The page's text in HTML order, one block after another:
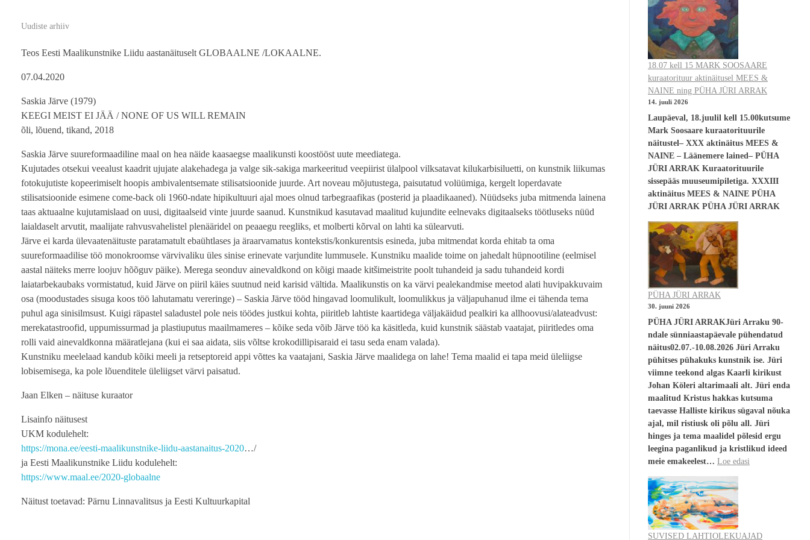
Uudiste arhiiv
Teos Eesti Maalikunstnike Liidu aastanäituselt GLOBAALNE /LOKAALNE.
07.04.2020
Saskia Järve (1979)
KEEGI MEIST EI JÄÄ / NONE OF US WILL REMAIN
õli, lõuend, tikand, 2018
Saskia Järve suureformaadiline maal on hea näide kaasaegse maalikunsti koostööst uute meediatega.
Kujutades otsekui veealust kaadrit ujujate alakehadega ja valge sik-sakiga markeeritud veepiirist ülalpool vilksatavat kilukarbisiluetti, on kunstnik liikumas
fotokujutiste kopeerimiselt hoopis ambivalentsemate stilisatsioonide juurde. Art noveau mõjutustega, paisutatud volüümiga, kergelt loperdavate
stilisatsioonide esimene come-back oli 1960-ndate hipikultuuri ajal moes olnud tarbegraafikas (posterid ja plaadikaaned). Nüüdseks juba mitmenda lainena
taas aktuaalne kujutamislaad on uusi, digitaalseid vinte juurde saanud. Kunstnikud kasutavad maalitud kujundite eelnevaks digitaalseks töötluseks nüüd
laialdaselt arvutit, maalijate rahvusvahelistel plenääridel on peaaegu reegliks, et molberti kõrval on lahti ka sülearvuti.
Järve ei karda ülevaatenäituste paratamatult ebaühtlases ja äraarvamatus kontekstis/konkurentsis esineda, juba mitmendat korda ehitab ta oma
suureformaadilise töö monokroomse värvivaliku üles sinise erinevate varjundite lummusele. Kunstniku maalide toime on jahedalt hüpnootiline (eelmisel
aastal näiteks merre loojuv hõõguv päike). Merega seonduv ainevaldkond on kõigi maade kitšimeistrite poolt tuhandeid ja sadu tuhandeid kordi
laiatarbekaubaks vormistatud, kuid Järve on piiril käies suutnud neid karisid vältida. Maalikunstis on ka värvi pealekandmise meetod alati huvipakkuvaim
osa (moodustades sisuga koos töö lahutamatu vereringe) – Saskia Järve tööd hingavad loomulikult, loomulikkus ja väljapuhanud ilme ei tähenda tema
puhul aga sinisilmsust. Kuigi räpastel saladustel pole neis töödes justkui kohta, piiritleb lahtiste kaartidega väljakäidud pealkiri ka allhoovusi/alateadvust:
merekatastroofid, uppumissurmad ja plastiuputus maailmameres – kõike seda võib Järve töö ka käsitleda, kuid kunstnik säästab vaatajat, piiritledes oma
rolli vaid ainevaldkonna määratlejana (kui ei saa aidata, siis võltse krokodillipisaraid ei tasu seda enam valada).
Kunstniku meelelaad kandub kõiki meeli ja retseptoreid appi võttes ka vaatajani, Saskia Järve maalidega on lahe! Tema maalid ei tapa meid üleliigse
lobisemisega, ka pole lõuenditele üleliigset värvi paisatud.
Jaan Elken – näituse kuraator
Lisainfo näitusest
UKM kodulehelt:
https://mona.ee/eesti-maalikunstnike-liidu-aastanaitus-2020…/
ja Eesti Maalikunstnike Liidu kodulehelt:
https://www.maal.ee/2020-globaalne
Näitust toetavad: Pärnu Linnavalitsus ja Eesti Kultuurkapital
18.07 kell 15 MARK SOOSAARE
kuraatorituur aktinäitusel MEES &
NAINE ning PÜHA JÜRI ARRAK
14. juuli 2026
Laupäeval, 18.juulil kell 15.00kutsume
Mark Soosaare kuraatorituurile
näitustel– XXX aktinäitus MEES &
NAINE – Läänemere lained– PÜHA
JÜRI ARRAK Kuraatorituurile
sissepääs muuseumipiletiga. XXXIII
aktinäitus MEES & NAINE PÜHA
JÜRI ARRAK PÜHA JÜRI ARRAK
PÜHA JÜRI ARRAK
30. juuni 2026
PÜHA JÜRI ARRAKJüri Arraku 90-
ndale sünniaastapäevale pühendatud
näitus02.07.-10.08.2026 Jüri Arraku
pühitses pühakuks kunstnik ise. Jüri
viimne teekond algas Kaarli kirikust
Johan Köleri altarimaali alt. Jüri enda
maalitud Kristus hakkas kutsuma
taevasse Halliste kirikus sügaval nõuka
ajal, mil ristiusk oli põlu all. Jüri
hinges ja tema maalidel põlesid ergu
leegina paganlikud ja kristlikud ideed
meie emakeelest… Loe edasi
SUVISED LAHTIOLEKUAJAD